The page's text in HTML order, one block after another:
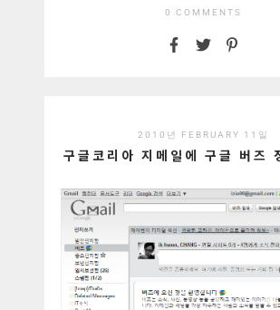
0 COMMENTS
2010년 FEBRUARY 11일
구글코리아 지메일에 구글 버즈